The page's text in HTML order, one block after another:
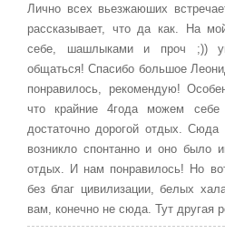
Лично всех вьезжаюших
рассказывает, что да как. На
себе, шашлыками и проч ;))
общаться! Спасибо большое
понравилось, рекомендую!
что крайние 4года можем себе
достаточно дорогой отдых. Сюда
возникло спонтанно и оно было
отдых. И нам понравилось! Но
без благ цивилизации, белых
вам, конечно не сюда. Тут другая